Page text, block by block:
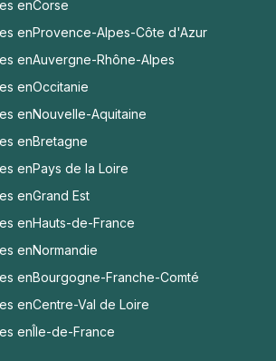
enCorse
enProvence-Alpes-Côte d'Azur
enAuvergne-Rhône-Alpes
enOccitanie
enNouvelle-Aquitaine
enBretagne
enPays de la Loire
enGrand Est
enHauts-de-France
enNormandie
enBourgogne-Franche-Comté
enCentre-Val de Loire
enÎle-de-France